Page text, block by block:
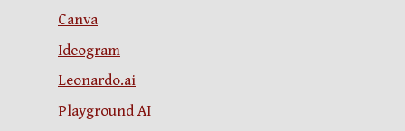
Canva
Ideogram
Leonardo.ai
Playground AI